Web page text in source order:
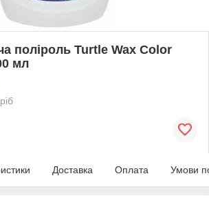
поліроль Turtle Wax Color
мл
Доставка Оплата Умови